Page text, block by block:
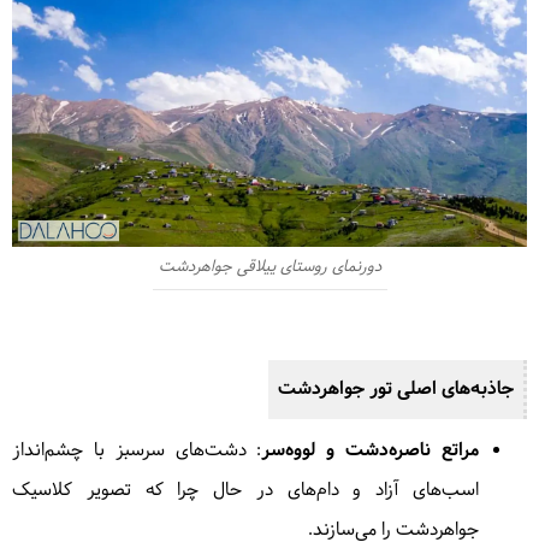
دورنمای روستای ییلاقی جواهردشت
جاذبه‌های اصلی تور جواهردشت
مراتع ناصره‌دشت و لووه‌سر: دشت‌های سرسبز با چشم‌انداز
اسب‌های آزاد و دام‌های در حال چرا که تصویر کلاسیک
جواهردشت را می‌سازند.